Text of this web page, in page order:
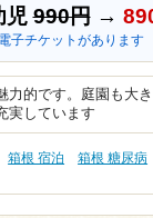
児990円→
子チケットがあります
力的です。庭園も大
実しています
箱根 宿泊 箱根 糖尿病